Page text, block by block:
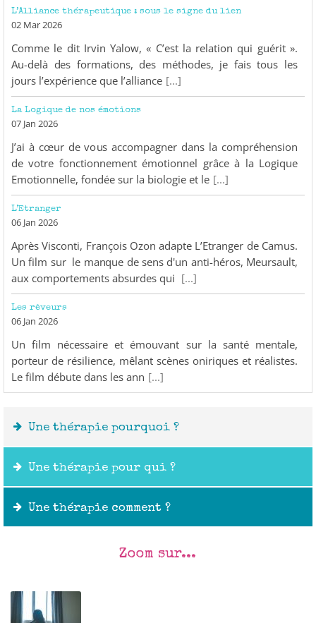
L’Alliance thérapeutique : sous le signe du lien
02 Mar 2026
Comme le dit Irvin Yalow, « C’est la relation qui guérit ».
Au-delà des formations, des méthodes, je fais tous les
jours l’expérience que l’alliance [...]
La Logique de nos émotions
07 Jan 2026
J’ai à cœur de vous accompagner dans la compréhension
de votre fonctionnement émotionnel grâce à la Logique
Emotionnelle, fondée sur la biologie et le [...]
L’Etranger
06 Jan 2026
Après Visconti, François Ozon adapte L’Etranger de Camus.
Un film sur le manque de sens d'un anti-héros, Meursault,
aux comportements absurdes qui [...]
Les rêveurs
06 Jan 2026
Un film nécessaire et émouvant sur la santé mentale,
porteur de résilience, mêlant scènes oniriques et réalistes.
Le film débute dans les ann [...]
Une thérapie pourquoi ?
Une thérapie pour qui ?
Outils :
Une thérapie comment ?
Zoom sur...